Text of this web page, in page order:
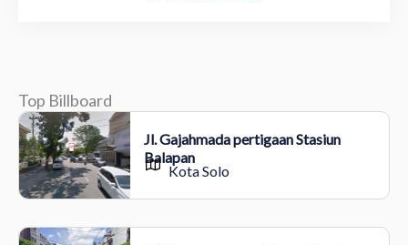
Top Billboard
Jl. Gajahmada pertigaan Stasiun
Balapan
Kota Solo